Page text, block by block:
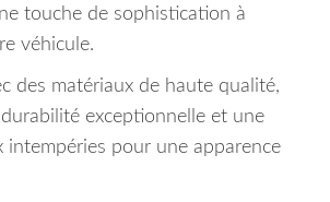
touche de sophistication à
véhicule.
des matériaux de haute qualité,
exceptionnelle et une
intempéries pour une apparence